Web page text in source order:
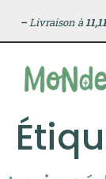
principal
–Livraison à